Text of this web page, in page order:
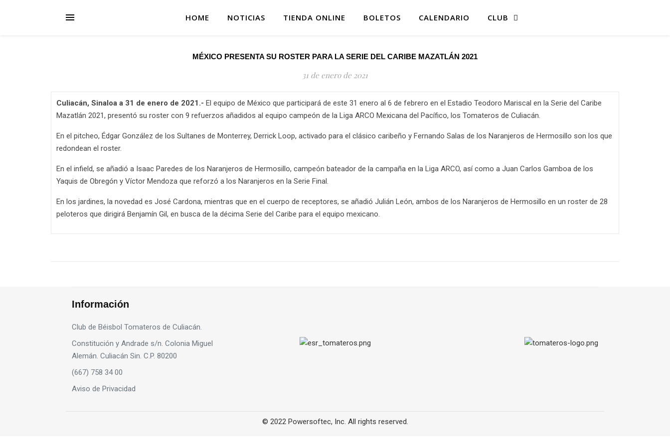
HOME NOTICIAS TIENDA ONLINE BOLETOS CALENDARIO CLUB
MÉXICO PRESENTA SU ROSTER PARA LA SERIE DEL CARIBE MAZATLÁN 2021
31 de enero de 2021
Culiacán, Sinaloa a 31 de enero de 2021.- El equipo de México que participará de este 31 enero al 6 de febrero en el Estadio Teodoro Mariscal en la Serie del Caribe
Mazatlán 2021, presentó su roster con 9 refuerzos añadidos al equipo campeón de la Liga ARCO Mexicana del Pacífico, los Tomateros de Culiacán.
En el pitcheo, Édgar González de los Sultanes de Monterrey, Derrick Loop, activado para el clásico caribeño y Fernando Salas de los Naranjeros de Hermosillo son los que
redondean el roster.
En el infield, se añadió a Isaac Paredes de los Naranjeros de Hermosillo, campeón bateador de la campaña en la Liga ARCO, así como a Juan Carlos Gamboa de los
Yaquis de Obregón y Víctor Mendoza que reforzó a los Naranjeros en la Serie Final.
En los jardines, la novedad es José Cardona, mientras que en el cuerpo de receptores, se añadió Julián León, ambos de los Naranjeros de Hermosillo en un roster de 28
peloteros que dirigirá Benjamín Gil, en busca de la décima Serie del Caribe para el equipo mexicano.
Información
Club de Béisbol Tomateros de Culiacán.
Constitución y Andrade s/n. Colonia Miguel
Alemán. Culiacán Sin. C.P. 80200
(667) 758 34 00
Aviso de Privacidad
© 2022 Powersoftec, Inc. All rights reserved.